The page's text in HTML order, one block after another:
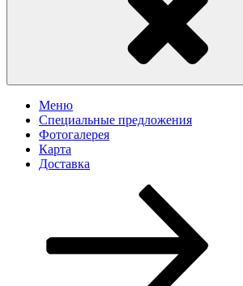
Меню
Специальные предложения
Фотогалерея
Карта
Доставка